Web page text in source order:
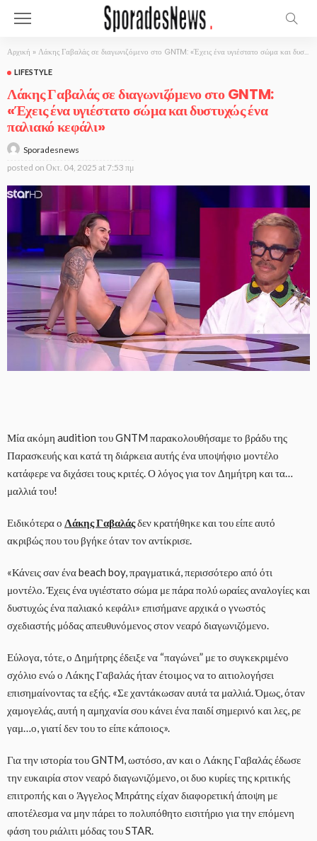
Αρχική » Λάκης Γαβαλάς σε διαγωνιζόμενο στο GNTM: «Έχεις ένα υγιέστατο σώμα και δυστυχώς ένα παλιακό κεφάλι»
LIFESTYLE
Λάκης Γαβαλάς σε διαγωνιζόμενο στο GNTM:
«Έχεις ένα υγιέστατο σώμα και δυστυχώς ένα
παλιακό κεφάλι»
Sporadesnews
posted on Οκτ. 04, 2025 at 7:53 πμ
Μία ακόμη audition του GNTM παρακολουθήσαμε το βράδυ της
Παρασκευής και κατά τη διάρκεια αυτής ένα υποψήφιο μοντέλο
κατάφερε να διχάσει τους κριτές. Ο λόγος για τον Δημήτρη και τα…
μαλλιά του!
Ειδικότερα ο Λάκης Γαβαλάςδεν κρατήθηκε και του είπε αυτό
ακριβώς που του βγήκε όταν τον αντίκρισε.
«Κάνεις σαν ένα beach boy, πραγματικά, περισσότερο από ότι
μοντέλο. Έχεις ένα υγιέστατο σώμα με πάρα πολύ ωραίες αναλογίες και
δυστυχώς ένα παλιακό κεφάλι» επισήμανε αρχικά ο γνωστός
σχεδιαστής μόδας απευθυνόμενος στον νεαρό διαγωνιζόμενο.
Εύλογα, τότε, ο Δημήτρης έδειξε να “παγώνει” με το συγκεκριμένο
σχόλιο ενώ ο Λάκης Γαβαλάς ήταν έτοιμος να το αιτιολογήσει
επισημαίνοντας τα εξής. «Σε χαντάκωσαν αυτά τα μαλλιά. Όμως, όταν
χαμογελάς, αυτή η αμηχανία σου κάνει ένα παιδί σημερινό και λες, ρε
γαμ…ο, γιατί δεν του το είπε κάποιος».
Για την ιστορία του GNTM, ωστόσο, αν και ο Λάκης Γαβαλάς έδωσε
την ευκαιρία στον νεαρό διαγωνιζόμενο, οι δυο κυρίες της κριτικής
επιτροπής και ο Άγγελος Μπράτης είχαν διαφορετική άποψη με
αποτέλεσμα να μην πάρει το πολυπόθητο εισιτήριο για την επόμενη
φάση του ριάλιτι μόδας του STAR.